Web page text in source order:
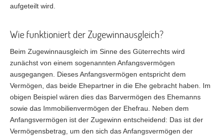
aufgeteilt wird.
Wie funktioniert der Zugewinnausgleich?
Beim Zugewinnausgleich im Sinne des Güterrechts wird
zunächst von einem sogenannten Anfangsvermögen
ausgegangen. Dieses Anfangsvermögen entspricht dem
Vermögen, das beide Ehepartner in die Ehe gebracht haben. Im
obigen Beispiel wären dies das Barvermögen des Ehemanns
sowie das Immobilienvermögen der Ehefrau. Neben dem
Anfangsvermögen ist der Zugewinn entscheidend: Das ist der
Vermögensbetrag, um den sich das Anfangsvermögen der